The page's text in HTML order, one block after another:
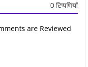
0 टिप्पणियाँ
are Reviewed